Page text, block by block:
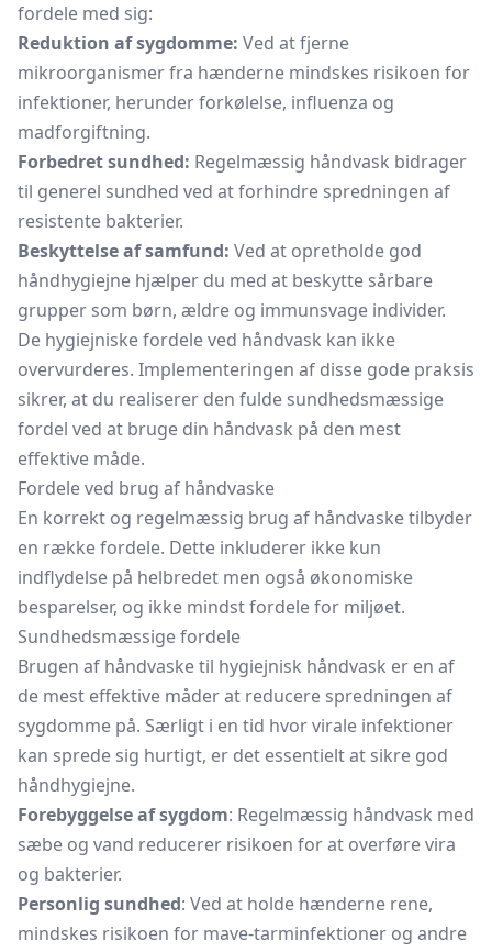
fordele med sig:
Reduktion af sygdomme: Ved at fjerne
mikroorganismer fra hænderne mindskes risikoen for
infektioner, herunder forkølelse, influenza og
madforgiftning.
Forbedret sundhed: Regelmæssig håndvask bidrager
til generel sundhed ved at forhindre spredningen af
resistente bakterier.
Beskyttelse af samfund: Ved at opretholde god
håndhygiejne hjælper du med at beskytte sårbare
grupper som børn, ældre og immunsvage individer.
De hygiejniske fordele ved håndvask kan ikke
overvurderes. Implementeringen af disse gode praksis
sikrer, at du realiserer den fulde sundhedsmæssige
fordel ved at bruge din håndvask på den mest
effektive måde.
Fordele ved brug af håndvaske
En korrekt og regelmæssig brug af håndvaske tilbyder
en række fordele. Dette inkluderer ikke kun
indflydelse på helbredet men også økonomiske
besparelser, og ikke mindst fordele for miljøet.
Sundhedsmæssige fordele
Brugen af håndvaske til hygiejnisk håndvask er en af
de mest effektive måder at reducere spredningen af
sygdomme på. Særligt i en tid hvor virale infektioner
kan sprede sig hurtigt, er det essentielt at sikre god
håndhygiejne.
Forebyggelse af sygdom: Regelmæssig håndvask med
sæbe og vand reducerer risikoen for at overføre vira
og bakterier.
Personlig sundhed: Ved at holde hænderne rene,
mindskes risikoen for mave-tarminfektioner og andre